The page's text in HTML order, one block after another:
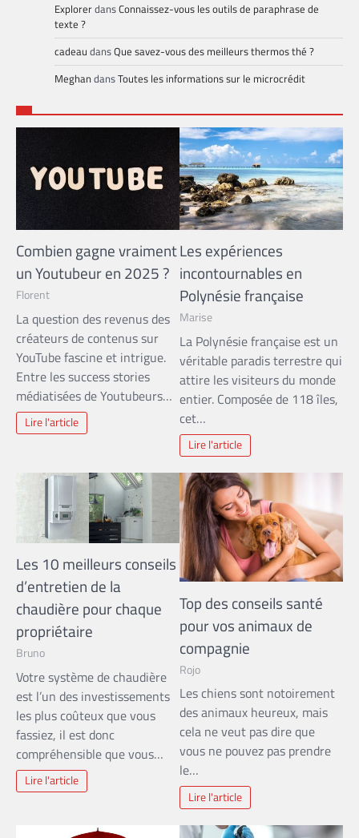
ExplorerdansConnaissez-vous les outils de paraphrase de
texte ?
cadeau dansQue savez-vous des meilleurs thermos thé ?
MeghandansToutes les informations sur le microcrédit
Combien gagne vraiment
un Youtubeur en 2025 ?
Florent
La question des revenus des
créateurs de contenus sur
YouTube fascine et intrigue.
Entre les success stories
médiatisées de Youtubeurs…
Lire l'article
Les expériences
incontournables en
Polynésie française
Marise
La Polynésie française est un
véritable paradis terrestre qui
attire les visiteurs du monde
entier. Composée de 118 îles,
cet…
Lire l'article
Les 10 meilleurs conseils
d’entretien de la
chaudière pour chaque
propriétaire
Bruno
Votre système de chaudière
est l’un des investissements
les plus coûteux que vous
fassiez, il est donc
compréhensible que vous…
Lire l'article
Top des conseils santé
pour vos animaux de
compagnie
Rojo
Les chiens sont notoirement
des animaux heureux, mais
cela ne veut pas dire que
vous ne pouvez pas prendre
le…
Lire l'article